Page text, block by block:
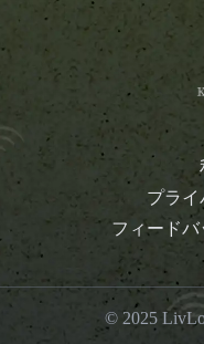
プライ
フィード
© 2025